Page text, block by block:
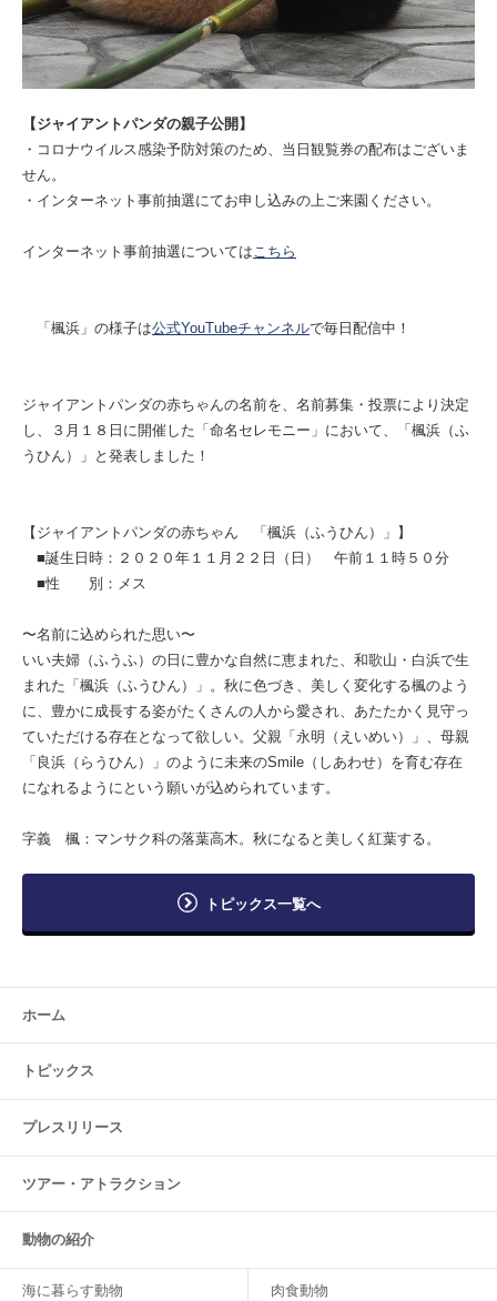
【ジャイアントパンダの親子公開】
・コロナウイルス感染予防対策のため、当日観覧券の配布はございま
せん。
・インターネット事前抽選にてお申し込みの上ご来園ください。
インターネット事前抽選については こちら
「楓浜」の様子は公式YouTubeチャンネルで毎日配信中！
ジャイアントパンダの赤ちゃんの名前を、名前募集・投票により決定
し、３月１８日に開催した「命名セレモニー」において、「楓浜（ふ
うひん）」と発表しました！
【ジャイアントパンダの赤ちゃん 「楓浜（ふうひん）」】
■誕生日時：２０２０年１１月２２日（日） 午前１１時５０分
■性 別：メス
〜名前に込められた思い〜
いい夫婦（ふうふ）の日に豊かな自然に恵まれた、和歌山・白浜で生
まれた「楓浜（ふうひん）」。秋に色づき、美しく変化する楓のよう
に、豊かに成長する姿がたくさんの人から愛され、あたたかく見守っ
ていただける存在となって欲しい。父親「永明（えいめい）」、母親
「良浜（らうひん）」のように未来のSmile（しあわせ）を育む存在
になれるようにという願いが込められています。
字義 楓：マンサク科の落葉高木。秋になると美しく紅葉する。
トピックス一覧へ
ホーム
トピックス
プレスリリース
ツアー・ アトラクション
動物の紹介
海に暮らす動物 肉食動物